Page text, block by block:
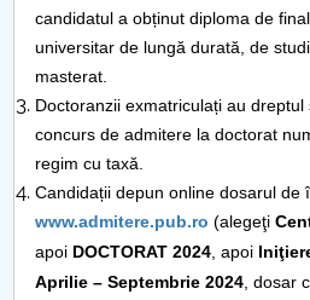
Ghiduri pentru STUDENȚI
Relații Publice
Relații Internaționale
PNRR
Proiect PRIM STUD
candidatul a obținut diploma de
universitar de lungă durată, de
masterat.
Doctoranzii exmatriculați au
concurs de admitere la doctorat
regim cu taxă.
Candidații depun online dosarul de
www.admitere.pub.ro (alegeţi
apoi DOCTORAT 2024 , apoi
Aprilie – Septembrie 2024 , dosar